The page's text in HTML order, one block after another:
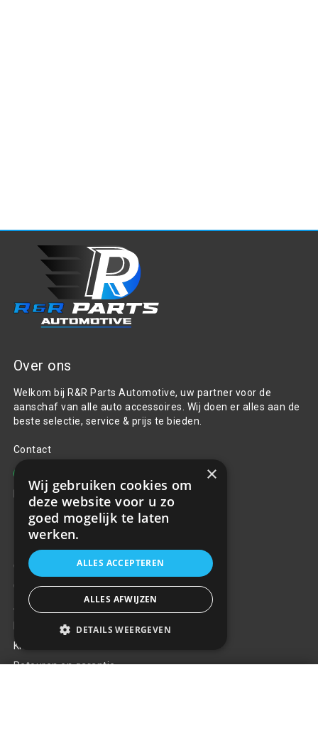
Over ons
Welkom bij R&R Parts Automotive, uw partner voor de
aanschaf van alle auto accessoires. Wij doen er alles aan de
beste selectie, service & prijs te bieden.
Contact
info@rrparts.nl
Klantenservice
Over ons
Contact
Algemene voorwaarden
Privacy Policy
Klachten
Retouren en garantie
×
Wij gebruiken cookies om
deze website voor u zo
goed mogelijk te laten
werken.
ALLES ACCEPTEREN
ALLES AFWIJZEN
DETAILS WEERGEVEN